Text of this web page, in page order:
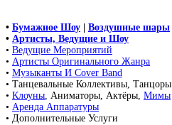
• Бумажное Шоу
Воздушные шары
• Артисты, Ведущие и Шоу
• Ведущие Мероприятий
• Артисты Оригинального Жанра
• Музыканты И Cover Band
• Танцевальные Коллективы, Танцоры
• Клоуны, Аниматоры, Актёры, Мимы
• Аренда Аппаратуры
• Дополнительные Услуги